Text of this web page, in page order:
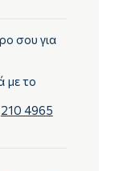
σου για
με το
210 4965